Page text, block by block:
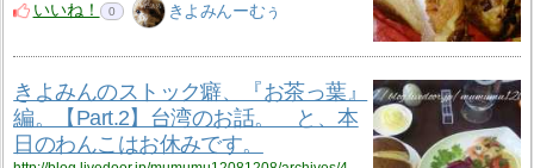
いいね！
0 きよみんーむぅ
きよみんのストック癖、『お茶っ葉』
編。【Part.2】台湾のお話。 と、本
日のわんこはお休みです。